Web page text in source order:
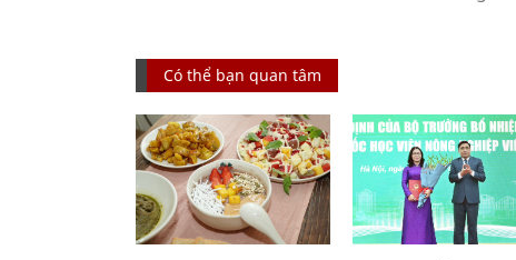
Có thể bạn quan tâm